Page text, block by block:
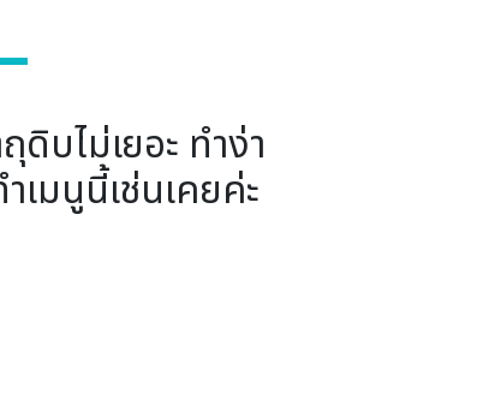
ดิบไม่เยอะ ทำง่า
เมนูนี้เช่นเคยค่ะ